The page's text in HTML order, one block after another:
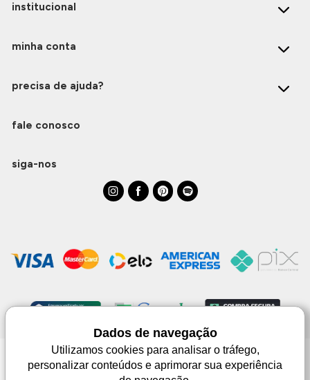
institucional
minha conta
precisa de ajuda?
fale conosco
siga-nos
Monjuá | CNPJ 98.102.650/0083-99 | Av. Júlio de Castilhos, 1553 - 02 - Três
Dados de navegação
Utilizamos cookies para analisar o tráfego,
personalizar conteúdos e aprimorar sua experiência